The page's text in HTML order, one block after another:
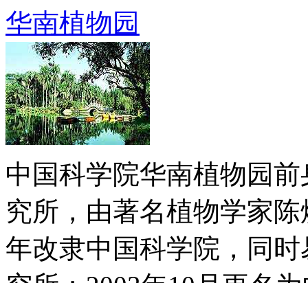
华南植物园
中国科学院华南植物园
究所，由著名植物学家
年改隶中国科学院，同